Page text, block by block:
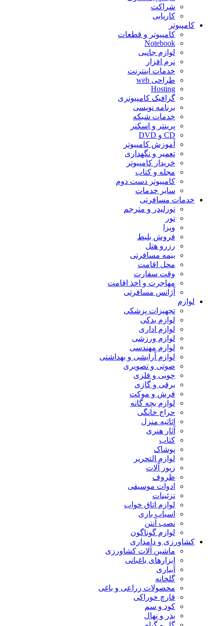
شراکت
کاریابی
کامپیوتر
کامپیوتر و قطعات
Notebook
لوازم جانبی
نرم افزار
خدمات اینترنت
طراحی web
Hosting
گرافیک کامپیوتری
برنامه نویسی
خدمات شبکه
پرینتر و اسکنر
CD و DVD
آموزش کامپیوتر
تعمیر و نگهداری
خریدار کامپیوتر
مجله و کتاب
کامپیوتر دست دوم
سایر خدمات
خدمات مسافرتی
تورلیدر و مترجم
تور
ویزا
فروش بلیط
رزرو هتل
بیمه مسافرتی
محل اقامت
وقت سفارت
مهاجرت و اخذ اقامت
آژانس مسافرتی
لوازم
تجهیزات پزشکی
لوازم یدکی
لوازم اداری
لوازم ورزشی
لوازم مهندسی
لوازم آرایشی و بهداشتی
صوتی و تصویری
چوبی و فلزی
برقی و گازی
فرش و موکت
لوازم بچه گانه
حراج خانگی
اثاثیه منزل
آثار هنری
کتاب
پوشاک
لوازم التحریر
زیور آلات
ظروف
ادوات موسیقی
تزئینات
لوازم اتاق خواب
اسباب بازی
نصب آنتن
لوازم گوناگون
کشاورزی و دامداری
ماشین آلات کشاورزی
ابزارهای باغبانی
آبیاری
گلخانه
محصولات زراعی و باغی
قارچ خوراکی
کود و سم
بذر و نهال